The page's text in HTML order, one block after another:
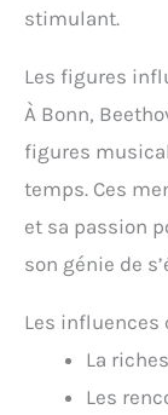
stimulant.
Les figures
À Bonn,
figures
temps. Ces
et sa passion
son génie de
Les influences
La
Les